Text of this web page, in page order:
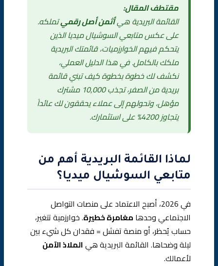
مقتطف المقال:
القائمة البريدية هيأثمن أصل رقميتملكه.
على عكس متابعي السوشيال ميديا الذين
يتحكم فيهم الخوارزميات، قائمتك البريدية
ملكك بالكامل. في هذا الدليل العملي،
نكشف لك خطوة بخطوة كيف تبني قائمة
بريدية من الصفر، تجذب 10,000 مشترك
مؤهل، وتحولهم إلى عملاء يحققون لك عائداً
يتجاوز 4200% على استثمارك.
لماذا القائمة البريدية أهم من
متابعي السوشيال ميديا؟
في 2026، أصبح الاعتماد على منصات التواصل
الاجتماعي وحدها مغامرة خطيرة. خوارزمية تتغير،
حساب يُحظر، أو منصة تفشل = فقدان كل شيء بين
ليلة وضحاها. القائمة البريدية هيالملاذ الآمن
لأعمالك.